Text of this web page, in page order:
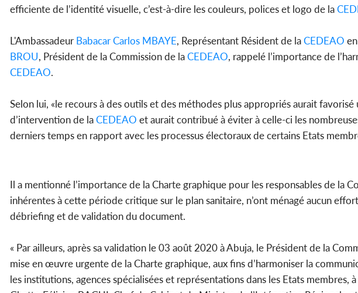
efficiente de l’identité visuelle, c’est-à-dire les couleurs, polices et logo de la
L'Ambassadeur Babacar Carlos MBAYE, Représentant Résident de laCEDEAO
BROU, Président de la Commission de laCEDEAO, rappelé l’importance de
CEDEAO.
Selon lui, «le recours à des outils et des méthodes plus appropriés aurait
d’intervention de laCEDEAO et aurait contribué à éviter à celle-ci les
derniers temps en rapport avec les processus électoraux de certains Etats
Il a mentionné l’importance de la Charte graphique pour les responsables de la
inhérentes à cette période critique sur le plan sanitaire, n’ont ménagé aucun
débriefing et de validation du document.
« Par ailleurs, après sa validation le 03 août 2020 à Abuja, le Président de la
mise en œuvre urgente de la Charte graphique, aux fins d’harmoniser la
les institutions, agences spécialisées et représentations dans les Etats